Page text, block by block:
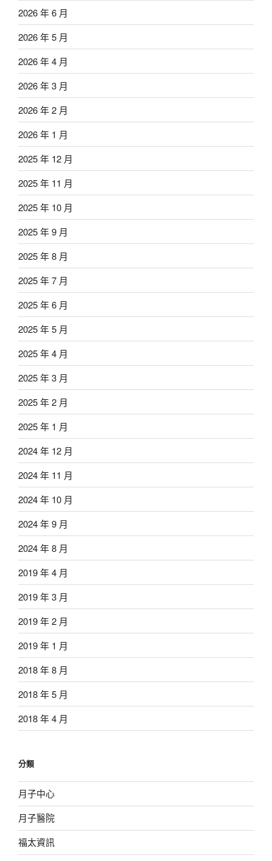
2026 年 6 月
2026 年 5 月
2026 年 4 月
2026 年 3 月
2026 年 2 月
2026 年 1 月
2025 年 12 月
2025 年 11 月
2025 年 10 月
2025 年 9 月
2025 年 8 月
2025 年 7 月
2025 年 6 月
2025 年 5 月
2025 年 4 月
2025 年 3 月
2025 年 2 月
2025 年 1 月
2024 年 12 月
2024 年 11 月
2024 年 10 月
2024 年 9 月
2024 年 8 月
2019 年 4 月
2019 年 3 月
2019 年 2 月
2019 年 1 月
2018 年 8 月
2018 年 5 月
2018 年 4 月
分類
月子中心
月子醫院
福太資訊